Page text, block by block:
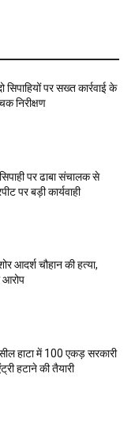
पर सख्त कार्रवाई के
निरीक्षण
पर ढाबा संचालक से
पर बड़ी कार्यवाही
आदर्श चौहान की हत्या,
आरोप
हाटा में 100 एकड़ सरकारी
हटाने की तैयारी